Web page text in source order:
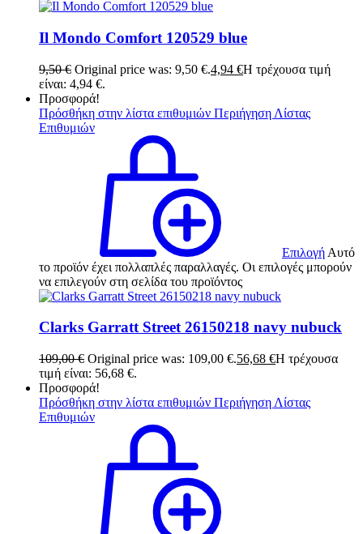
Il Mondo Comfort 120529 blue
9,50€ Original price was: 9,50 €.4,94 €Η τρέχουσα τιμή
είναι: 4,94 €.
Προσφορά!
Πρόσθήκη στην λίστα επιθυμιών Περιήγηση Λίστας
Επιθυμιών
Επιλογή Αυτό
το προϊόν έχει πολλαπλές παραλλαγές. Οι επιλογές μπορούν
να επιλεγούν στη σελίδα του προϊόντος
Clarks Garratt Street 26150218 navy nubuck
109,00€ Original price was: 109,00 €.56,68 €Η τρέχουσα
τιμή είναι: 56,68 €.
Προσφορά!
Πρόσθήκη στην λίστα επιθυμιών Περιήγηση Λίστας
Επιθυμιών